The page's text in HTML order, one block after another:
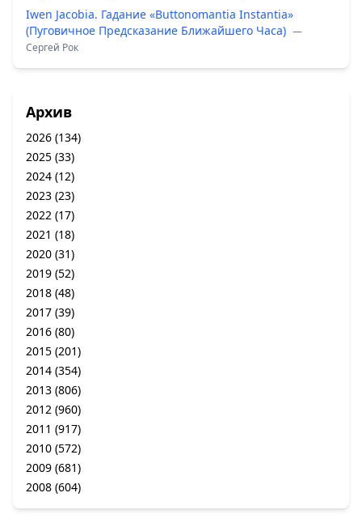
Iwen Jacobia. Гадание «Buttonomantia Instantia»
(Пуговичное Предсказание Ближайшего Часа) —
Сергей Рок
Архив
2026 (134)
2025 (33)
2024 (12)
2023 (23)
2022 (17)
2021 (18)
2020 (31)
2019 (52)
2018 (48)
2017 (39)
2016 (80)
2015 (201)
2014 (354)
2013 (806)
2012 (960)
2011 (917)
2010 (572)
2009 (681)
2008 (604)